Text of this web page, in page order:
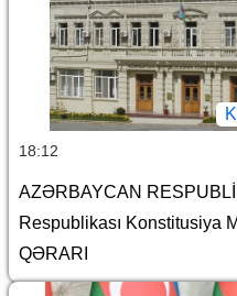
18:12
AZƏRBAYCAN
Respublikası Konstitusiya
QƏRARI